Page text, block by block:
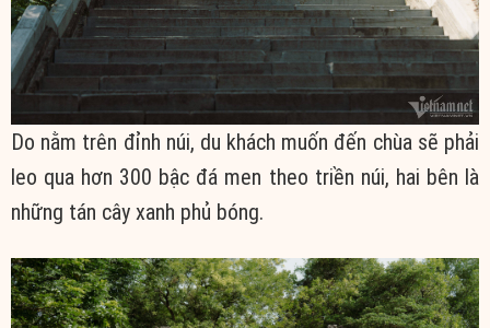
Do nằm trên đỉnh núi, du khách muốn đến chùa sẽ phải
leo qua hơn 300 bậc đá men theo triền núi, hai bên là
những tán cây xanh phủ bóng.